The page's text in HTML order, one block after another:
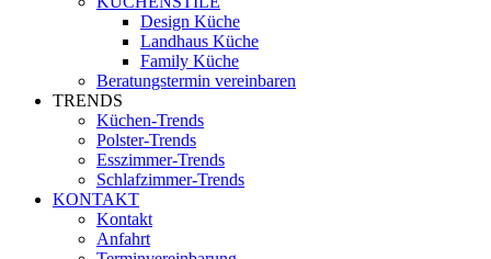
Design Küche
Landhaus Küche
Family Küche
Beratungstermin vereinbaren
TRENDS
Küchen-Trends
Polster-Trends
Esszimmer-Trends
Schlafzimmer-Trends
KONTAKT
Kontakt
Anfahrt